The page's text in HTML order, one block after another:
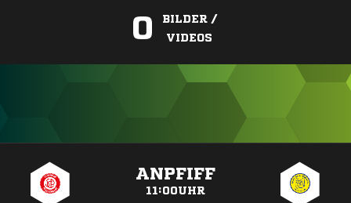
0
BILDER /
VIDEOS
ANPFIFF
11:00UHR